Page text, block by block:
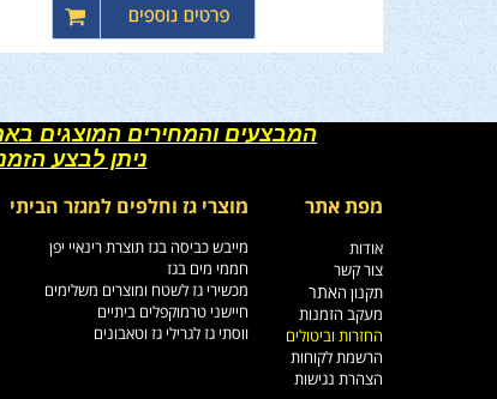
המבצעים והמחירים המוצגים
ניתן לבצע
מפת אתר מוצרי גז וחלפים למגזר הביתי
אודות
צור קשר
תקנון האתר
מעקב הזמנות
החזרות וביטולים
הרשמת לקוחות
הצהרת נגישות
מייבש כביסה בגז תוצרת רינאיי יפן
חממי מים בגז
מכשירי גז לשטח ומוצרים משלימים
חיישני טרמוקפלים ביתיים
ווסתי גז לגרילי גז וטאבונים